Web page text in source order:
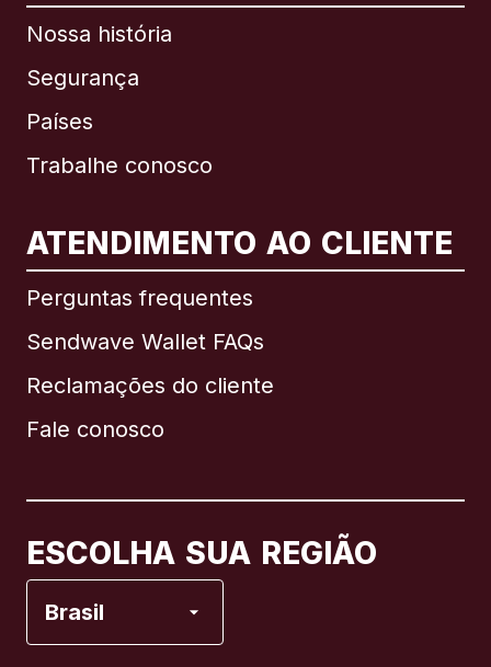
Nossa história
Segurança
Países
Trabalhe conosco
ATENDIMENTO AO CLIENTE
Perguntas frequentes
Sendwave Wallet FAQs
Reclamações do cliente
Fale conosco
ESCOLHA SUA REGIÃO
Brasil
Internacional English
Brasil